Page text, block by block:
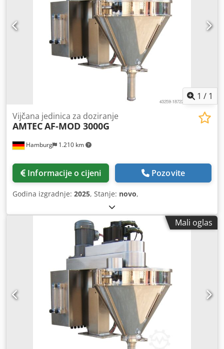
1 / 1
Hamburg 1.210 km
Vijčana jedinica za doziranje
AMTECAF-MOD 3000G
Informacije o cijeni Pozovite
Godina izgradnje: 2025, Stanje: novo,
Mali oglas